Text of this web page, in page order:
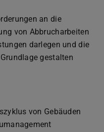
an die
von Abbrucharbeiten
darlegen und die
gestalten
von Gebäuden